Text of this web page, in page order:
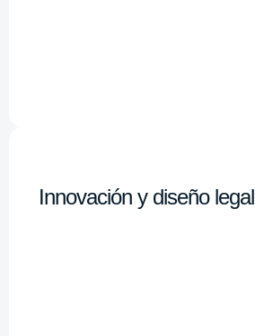
Innovación y diseño legal